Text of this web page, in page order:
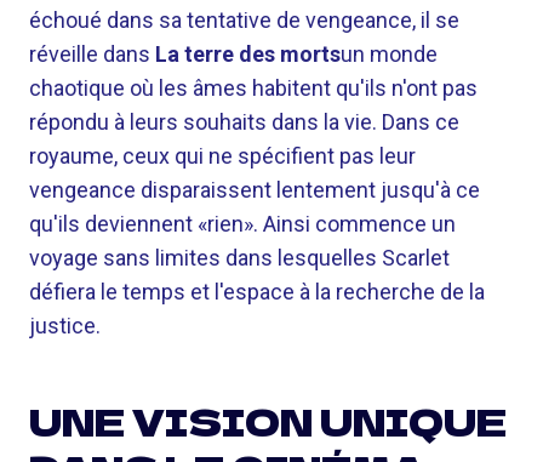
échoué dans sa tentative de vengeance, il se
réveille dans La terre des mortsun monde
chaotique où les âmes habitent qu'ils n'ont pas
répondu à leurs souhaits dans la vie. Dans ce
royaume, ceux qui ne spécifient pas leur
vengeance disparaissent lentement jusqu'à ce
qu'ils deviennent «rien». Ainsi commence un
voyage sans limites dans lesquelles Scarlet
défiera le temps et l'espace à la recherche de la
justice.
UNE VISION UNIQUE